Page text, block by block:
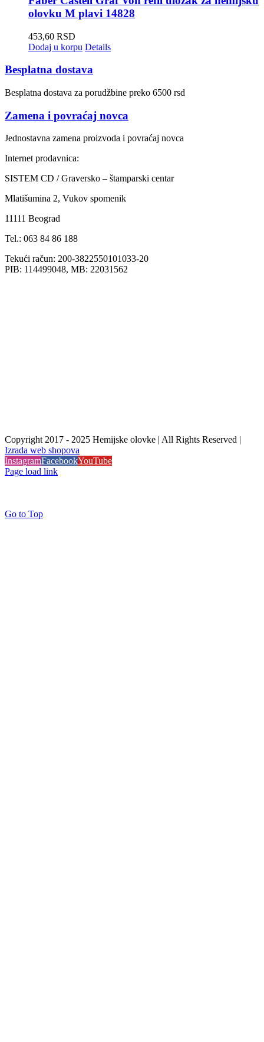
olovku M plavi 14828
453,60 RSD
Dodaj u korpu Details
Besplatna dostava
Besplatna dostava za porudžbine preko 6500 rsd
Zamena i povraćaj novca
Jednostavna zamena proizvoda i povraćaj novca
Internet prodavnica:
SISTEM CD / Graversko – štamparski centar
Mlatišumina 2, Vukov spomenik
11111 Beograd
Tel.: 063 84 86 188
Tekući račun: 200-3822550101033-20
PIB: 114499048, MB: 22031562
Copyright 2017 - 2025 Hemijske olovke | All Rights Reserved |
Izrada web shopova
InstagramFacebookYouTube
Page load link
Go to Top